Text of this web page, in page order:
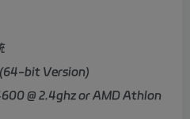
bit Version)
@ 2.4ghz or AMD Athlon